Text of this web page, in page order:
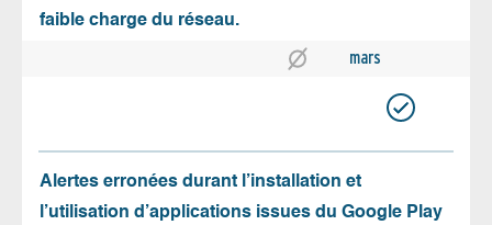
faible charge du réseau.
mars
Alertes erronées durant l’installation et
l’utilisation d’applications issues du Google Play